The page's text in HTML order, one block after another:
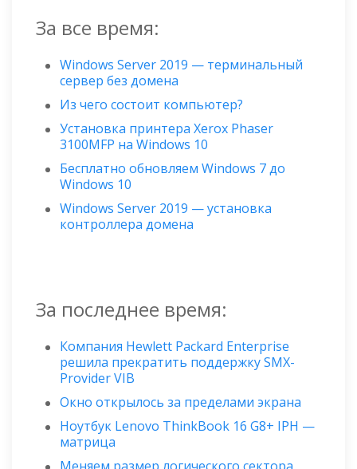
За все время:
Windows Server 2019 — терминальный
сервер без домена
Из чего состоит компьютер?
Установка принтера Xerox Phaser
3100MFP на Windows 10
Бесплатно обновляем Windows 7 до
Windows 10
Windows Server 2019 — установка
контроллера домена
За последнее время:
Компания Hewlett Packard Enterprise
решила прекратить поддержку SMX-
Provider VIB
Окно открылось за пределами экрана
Ноутбук Lenovo ThinkBook 16 G8+ IPH —
матрица
Меняем размер логического сектора